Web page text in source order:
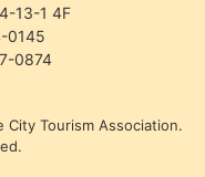
13-1 4F
0145
0874
Tourism Association.